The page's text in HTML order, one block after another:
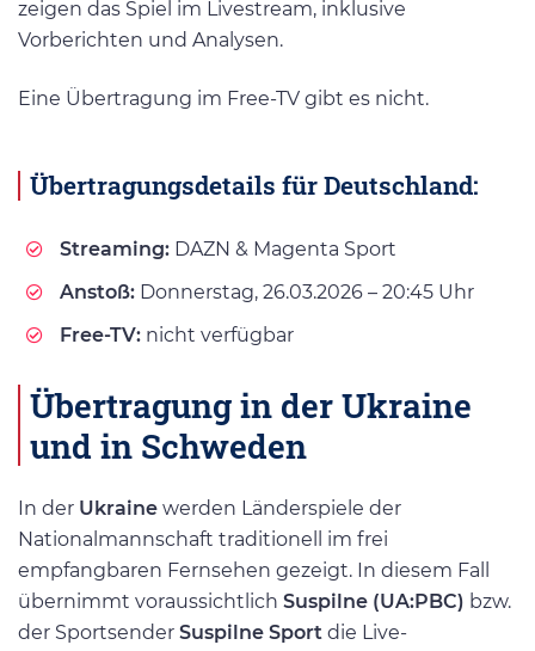
zeigen das Spiel im Livestream, inklusive
Vorberichten und Analysen.
Eine Übertragung im Free-TV gibt es nicht.
Übertragungsdetails für Deutschland:
Streaming: DAZN & Magenta Sport
Anstoß: Donnerstag, 26.03.2026 – 20:45 Uhr
Free-TV: nicht verfügbar
Übertragung in der Ukraine
und in Schweden
In der Ukraine werden Länderspiele der
Nationalmannschaft traditionell im frei
empfangbaren Fernsehen gezeigt. In diesem Fall
übernimmt voraussichtlich Suspilne (UA:PBC) bzw.
der Sportsender Suspilne Sport die Live-